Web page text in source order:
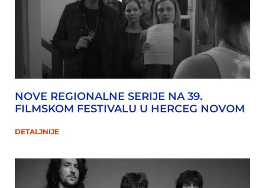
NOVE REGIONALNE SERIJE NA 39.
FILMSKOM FESTIVALU U HERCEG NOVOM
DETALJNIJE